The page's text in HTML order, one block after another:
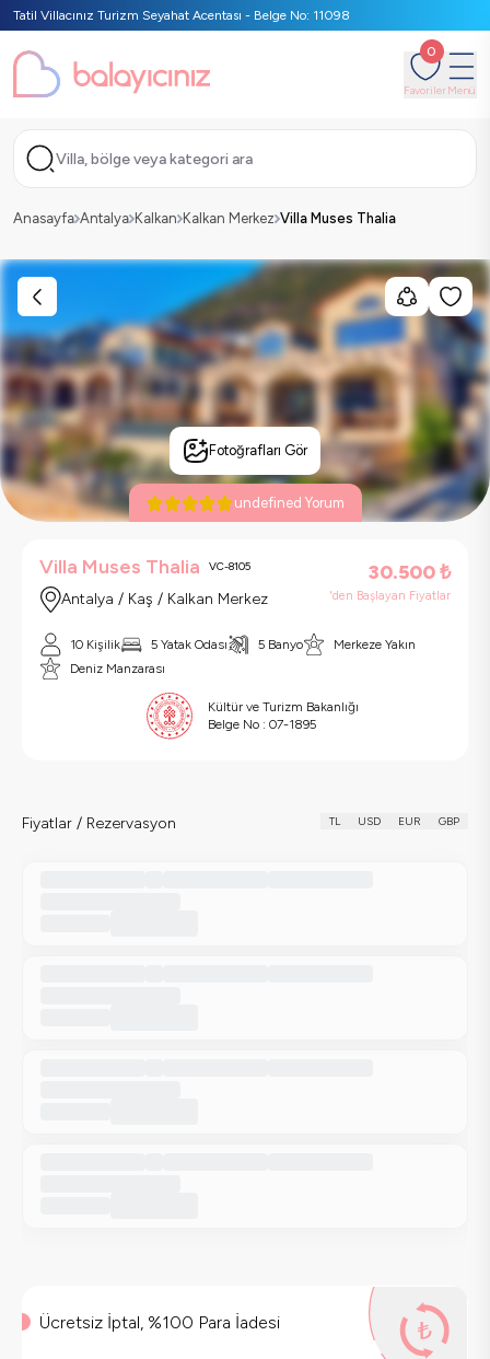
Tatil Villacınız Turizm Seyahat Acentası - Belge No: 11098
0
FavorilerMenü
Villa, bölge veya kategori ara
Anasayfa Antalya Kalkan Kalkan Merkez Villa Muses Thalia
Fotoğrafları Gör
undefined Yorum
Villa Muses Thalia VC-8105
Antalya / Kaş / Kalkan Merkez
30.500₺
'den Başlayan Fiyatlar
10 Kişilik 5 Yatak Odası 5 Banyo
Merkeze Yakın
Deniz Manzarası
Kültür ve Turizm Bakanlığı
Belge No : 07-1895
Fiyatlar / Rezervasyon TL USD EUR GBP
Ücretsiz İptal, %100 Para İadesi